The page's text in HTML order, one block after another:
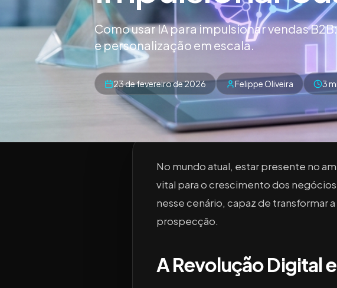
Como usar IA para impulsionar vendas
e personalização em escala.
23 de fevereiro de 2026 Felippe Oliveira 3
No mundo atual, estar presente no
vital para o crescimento dos
nesse cenário, capaz de transformar
prospecção.
A Revolução Digital